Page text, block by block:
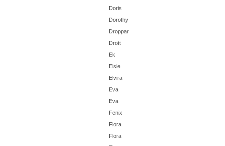
Doris
Dorothy
Droppar
Drott
Ek
Elsie
Elvira
Eva
Eva
Fenix
Flora
Flora